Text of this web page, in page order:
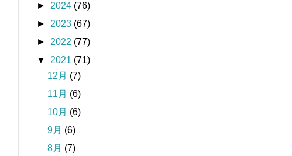
► 2024 (76)
► 2023 (67)
► 2022 (77)
▼ 2021 (71)
12月 (7)
11月 (6)
10月 (6)
9月 (6)
8月 (7)